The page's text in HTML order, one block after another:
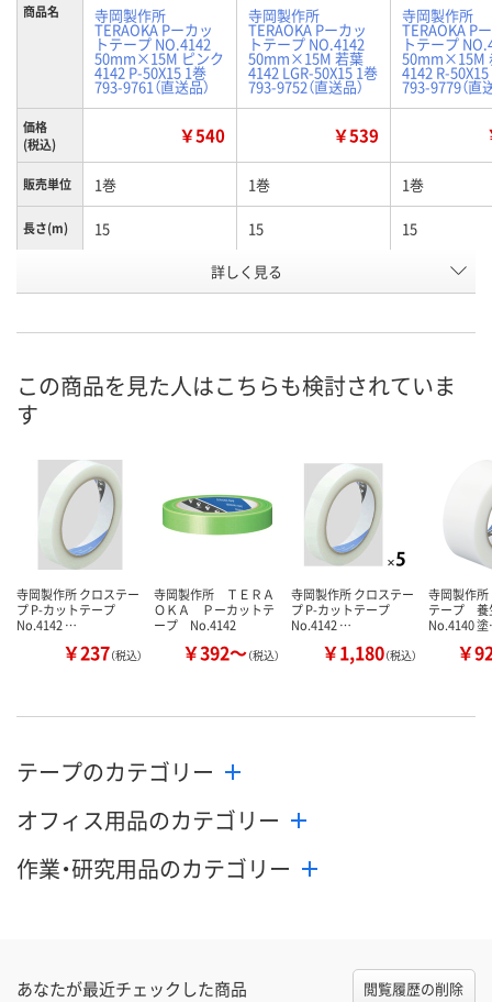
商品名 寺岡製作所
TERAOKA Pーカッ
トテープ NO.4142
50mm×15M ピンク
4142 P-50X15 1巻
793-9761（直送品）
寺岡製作所
TERAOKA Pーカッ
トテープ NO.4142
50mm×15M 若葉
4142 LGR-50X15 1巻
793-9752（直送品）
寺岡製作所
TERAOKA P
トテープ
50mm×15M
4142 R-
793-9779（直
価格
(税込)
￥540 ￥539
販売単位 1巻 1巻 1巻
長さ(m) 15 15 15
若葉
号
お届け日
数量
カゴへ カゴへ カ
詳しく見る
この商品を見た人はこちらも検討されていま
す
寺岡製作所 クロステー
プ P-カットテープ
No.4142 …
￥237（税込）
寺岡製作所 ＴＥＲＡ
ＯＫＡ Ｐーカットテ
ープ No.4142
￥392～（税込）
寺岡製作所 クロステー
プ P-カットテープ
No.4142 …
￥1,180（税込）
寺岡製作
テープ
No.4140
￥
テープのカテゴリー
オフィス用品のカテゴリー
作業・研究用品のカテゴリー
あなたが最近チェックした商品 閲覧履歴の削除